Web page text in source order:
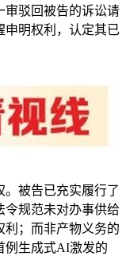
审驳回被告的诉讼请
申明权利，认定其已
被告已充实履行了
令规范未对办事供给
利；而非产物义务的
例生成式AI激发的